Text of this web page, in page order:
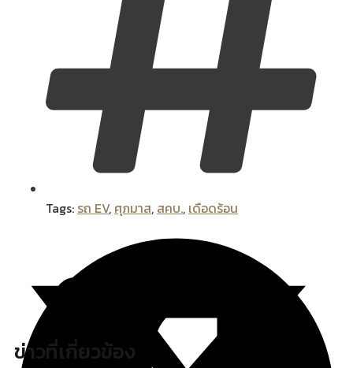
Tags: รถ EV, ศุภมาส, สคบ., เดือดร้อน
ข่าวที่เกี่ยวข้อง